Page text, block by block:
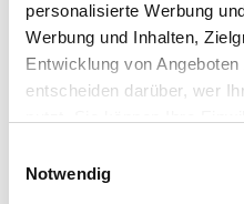
personalisierte Werbung
Werbung und Inhalten,
Entwicklung von
entscheiden darüber, wer
Trigger Symbol ändern oder
Notwendig